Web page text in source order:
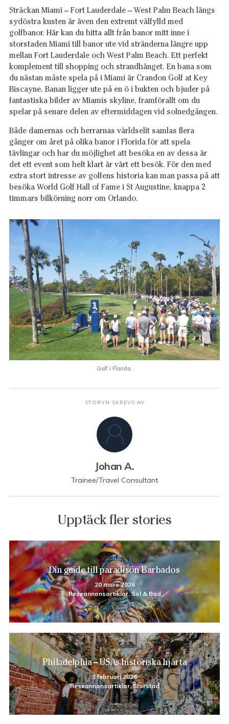
Sträckan Miami – Fort Lauderdale – West Palm Beach längs
sydöstra kusten är även den extremt välfylld med
golfbanor. Här kan du hitta allt från banor mitt inne i
storstaden Miami till banor ute vid stränderna längre upp
mellan Fort Lauderdale och West Palm Beach. Ett perfekt
komplement till shopping och strandhänget. En bana som
du nästan måste spela på i Miami är Crandon Golf at Key
Biscayne. Banan ligger ute på en ö i bukten och bjuder på
fantastiska bilder av Miamis skyline, framförallt om du
spelar på senare delen av eftermiddagen vid solnedgången.
Både damernas och herrarnas världselit samlas flera
gånger om året på olika banor i Florida för att spela
tävlingar och har du möjlighet att besöka en av dessa är
det ett event som helt klart är värt ett besök. För den med
extra stort intresse av golfens historia kan man passa på att
besöka World Golf Hall of Fame i St Augustine, knappa 2
timmars bilkörning norr om Orlando.
Golf i Florida.
STORYN SKREVS AV
Johan A.
Trainee/Travel Consultant
Upptäck fler stories
Din guide till paradisön Barbados
20 mars 2026
Reseannonsartiklar, Sol & Bad
Philadelphia – USAs historiska hjärta
3 februari 2026
Reseannonsartiklar, Storstad